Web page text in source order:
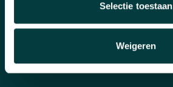
Selectie toestaan
Weigeren
Pre-Owned